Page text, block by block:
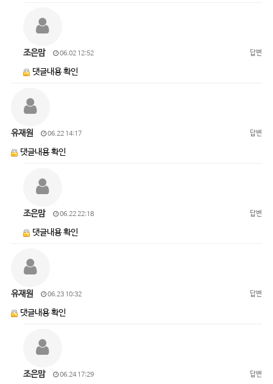
조은맘 06.02 12:52 답변
댓글내용 확인
유재원 06.22 14:17 답변
댓글내용 확인
조은맘 06.22 22:18 답변
댓글내용 확인
유재원 06.23 10:32 답변
댓글내용 확인
조은맘 06.24 17:29 답변